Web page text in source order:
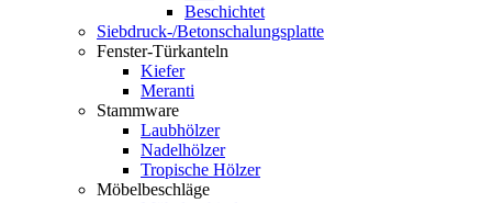
Beschichtet
Siebdruck-/Betonschalungsplatte
Fenster-Türkanteln
Kiefer
Meranti
Stammware
Laubhölzer
Nadelhölzer
Tropische Hölzer
Möbelbeschläge